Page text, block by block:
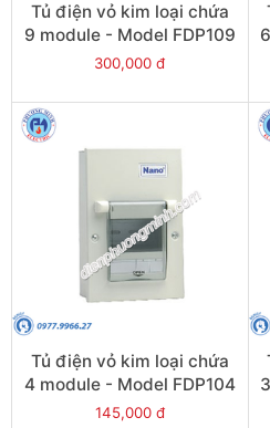
Tủ điện vỏ kim loại chứa
9 module - Model FDP109
300,000 đ
Tủ điện vỏ kim loại chứa
4 module - Model FDP104
145,000 đ